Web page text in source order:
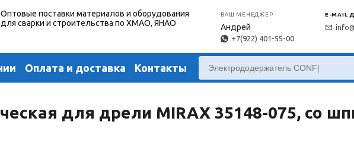
Оптовые поставки материалов и оборудования
для сварки и строительства по ХМАО, ЯНАО
ВАШ МЕНЕДЖЕР
Андрей
+7(922) 401-55-00
E-MAIL
Оплата и доставка Контакты
для дрели MIRAX 35148-075, со